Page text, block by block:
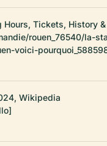
Hours, Tickets, History
rouen_76540/la-
voici-
Wikipedia